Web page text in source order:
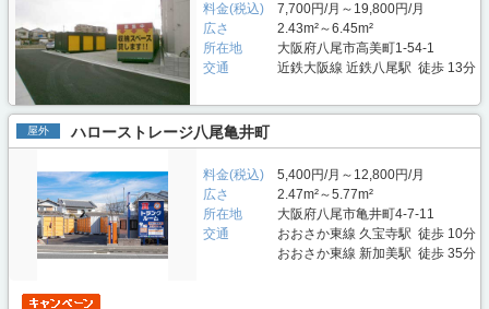
料金(税込)
7,700円/月～19,800円/月
広さ
2.43m²～6.45m²
所在地
大阪府八尾市高美町1-54-1
交通
近鉄大阪線 近鉄八尾駅 徒歩 13分
屋外 ハローストレージ八尾亀井町
料金(税込)
5,400円/月～12,800円/月
広さ
2.47m²～5.77m²
所在地
大阪府八尾市亀井町4-7-11
交通
おおさか東線 久宝寺駅 徒歩 10分
おおさか東線 新加美駅 徒歩 35分